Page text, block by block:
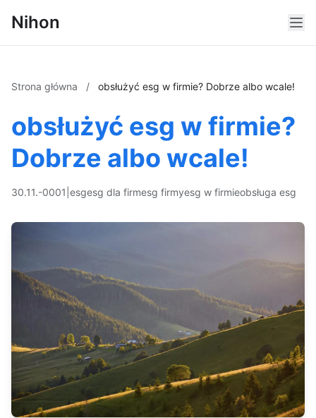
Nihon
Strona główna / obsłużyć esg w firmie? Dobrze albo wcale!
obsłużyć esg w firmie?
Dobrze albo wcale!
30.11.-0001 esgesg dla firmesg firmyesg w firmieobsługa esg